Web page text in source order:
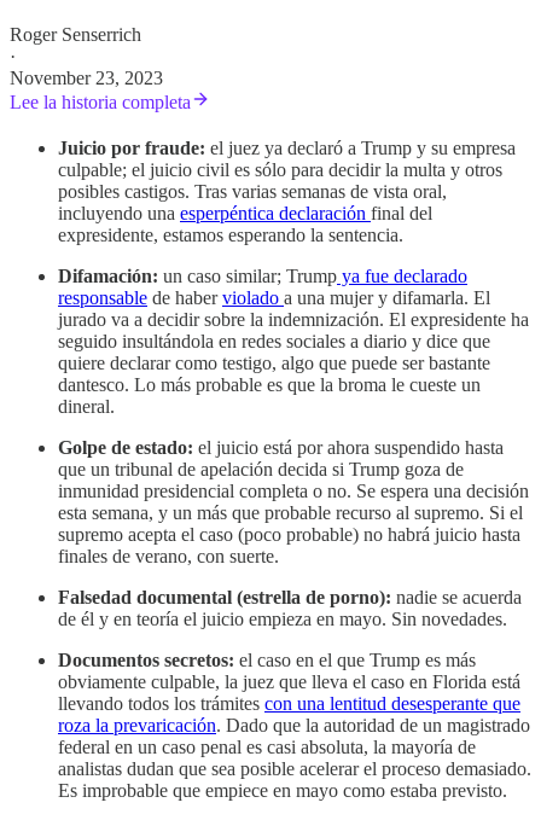
Roger Senserrich
·
November 23, 2023
Lee la historia completa
Juicio por fraude: el juez ya declaró a Trump y su empresa
culpable; el juicio civil es sólo para decidir la multa y otros
posibles castigos. Tras varias semanas de vista oral,
incluyendo una esperpéntica declaración final del
expresidente, estamos esperando la sentencia.
Difamación: un caso similar; Trump ya fue declarado
responsable de haberviolado a una mujer y difamarla. El
jurado va a decidir sobre la indemnización. El expresidente ha
seguido insultándola en redes sociales a diario y dice que
quiere declarar como testigo, algo que puede ser bastante
dantesco. Lo más probable es que la broma le cueste un
dineral.
Golpe de estado: el juicio está por ahora suspendido hasta
que un tribunal de apelación decida si Trump goza de
inmunidad presidencial completa o no. Se espera una decisión
esta semana, y un más que probable recurso al supremo. Si el
supremo acepta el caso (poco probable) no habrá juicio hasta
finales de verano, con suerte.
Falsedad documental (estrella de porno): nadie se acuerda
de él y en teoría el juicio empieza en mayo. Sin novedades.
Documentos secretos: el caso en el que Trump es más
obviamente culpable, la juez que lleva el caso en Florida está
llevando todos los trámites con una lentitud desesperante que
roza la prevaricación. Dado que la autoridad de un magistrado
federal en un caso penal es casi absoluta, la mayoría de
analistas dudan que sea posible acelerar el proceso demasiado.
Es improbable que empiece en mayo como estaba previsto.